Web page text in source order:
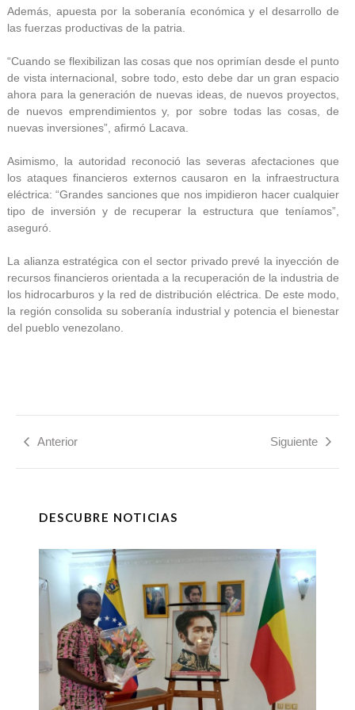
Además, apuesta por la soberanía económica y el desarrollo de
las fuerzas productivas de la patria.
“Cuando se flexibilizan las cosas que nos oprimían desde el punto
de vista internacional, sobre todo, esto debe dar un gran espacio
ahora para la generación de nuevas ideas, de nuevos proyectos,
de nuevos emprendimientos y, por sobre todas las cosas, de
nuevas inversiones”, afirmó Lacava.
Asimismo, la autoridad reconoció las severas afectaciones que
los ataques financieros externos causaron en la infraestructura
eléctrica: “Grandes sanciones que nos impidieron hacer cualquier
tipo de inversión y de recuperar la estructura que teníamos”,
aseguró.
La alianza estratégica con el sector privado prevé la inyección de
recursos financieros orientada a la recuperación de la industria de
los hidrocarburos y la red de distribución eléctrica. De este modo,
la región consolida su soberanía industrial y potencia el bienestar
del pueblo venezolano.
Anterior Siguiente
DESCUBRE NOTICIAS